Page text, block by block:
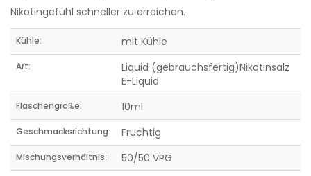
Nikotingefühl schneller zu erreichen.
Kühle: mit Kühle
Art:
Liquid (gebrauchsfertig)Nikotinsalz
E-Liquid
Flaschengröße: 10ml
Geschmacksrichtung: Fruchtig
Mischungsverhältnis: 50/50 VPG